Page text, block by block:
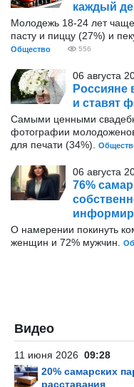
каждый
Молодежь 18-24 лет чаще
пасту и пиццу (27%) и
Общество 556
06 августа
и ставят
Самыми ценными
фотографии
для печати (34%).
06 августа
76%
О намерении покинуть
женщин и 72% мужчин.
Видео
11 июня 2026 09:28
20% самарских
расставания